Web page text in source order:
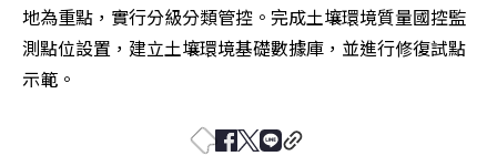
地為重點，實行分級分類管控。完成土壤環境質量國控監
測點位設置，建立土壤環境基礎數據庫，並進行修復試點
示範。